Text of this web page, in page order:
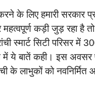
के लिए हमारी सरकार
कड़ी जुड़ रहा है
स्मार्ट सिटी परिसर में
ये बातें कही। इस अवसर
के लाभुकों को नवनिर्मित